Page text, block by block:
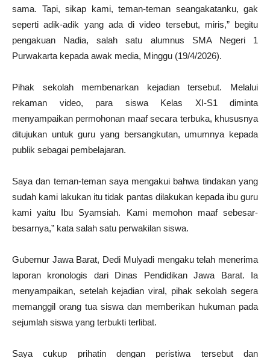
sama. Tapi, sikap kami, teman-teman seangakatanku, gak
seperti adik-adik yang ada di video tersebut, miris,” begitu
pengakuan Nadia, salah satu alumnus SMA Negeri 1
Purwakarta kepada awak media, Minggu (19/4/2026).
Pihak sekolah membenarkan kejadian tersebut. Melalui
rekaman video, para siswa Kelas XI-S1 diminta
menyampaikan permohonan maaf secara terbuka, khususnya
ditujukan untuk guru yang bersangkutan, umumnya kepada
publik sebagai pembelajaran.
Saya dan teman-teman saya mengakui bahwa tindakan yang
sudah kami lakukan itu tidak pantas dilakukan kepada ibu guru
kami yaitu Ibu Syamsiah. Kami memohon maaf sebesar-
besarnya,” kata salah satu perwakilan siswa.
Gubernur Jawa Barat, Dedi Mulyadi mengaku telah menerima
laporan kronologis dari Dinas Pendidikan Jawa Barat. Ia
menyampaikan, setelah kejadian viral, pihak sekolah segera
memanggil orang tua siswa dan memberikan hukuman pada
sejumlah siswa yang terbukti terlibat.
Saya cukup prihatin dengan peristiwa tersebut dan